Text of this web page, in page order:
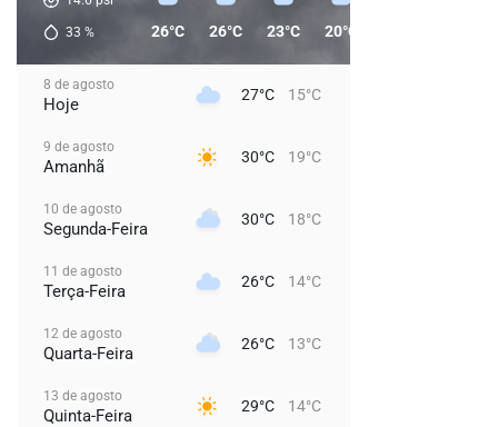
33 % 26°C 26°C 23°C 20°C
8 de agosto
Hoje 27°C 15°C
9 de agosto
Amanhã 30°C 19°C
10 de agosto
Segunda-Feira 30°C 18°C
11 de agosto
Terça-Feira 26°C 14°C
12 de agosto
Quarta-Feira 26°C 13°C
13 de agosto
Quinta-Feira 29°C 14°C